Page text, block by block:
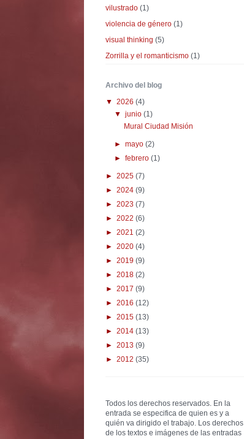
vilustrado (1)
violencia de género (1)
visual thinking (5)
Zorrilla y el romanticismo (1)
Archivo del blog
▼ 2026 (4)
▼junio(1)
Mural Ciudad Misión
►mayo(2)
►febrero(1)
► 2025 (7)
► 2024 (9)
► 2023 (7)
► 2022 (6)
► 2021 (2)
► 2020 (4)
► 2019 (9)
► 2018 (2)
► 2017 (9)
► 2016 (12)
► 2015 (13)
► 2014 (13)
► 2013 (9)
► 2012 (35)
Todos los derechos reservados. En la
entrada se especifica de quien es y a
quién va dirigido el trabajo. Los derechos
de los textos e imágenes de las entradas